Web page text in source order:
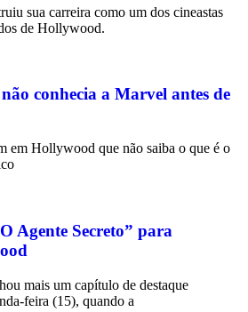
sua carreira como um dos cineastas
de Hollywood.
conhecia a Marvel antes de
em Hollywood que não saiba o que é o
Agente Secreto” para
mais um capítulo de destaque
feira (15), quando a